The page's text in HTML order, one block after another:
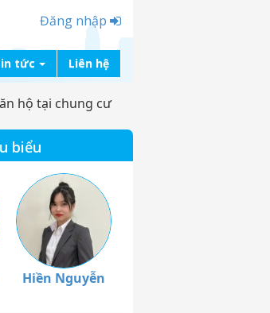
Đăng nhập
tức Liên hệ
hộ tại chung cư
biểu
Hiền Nguyễn